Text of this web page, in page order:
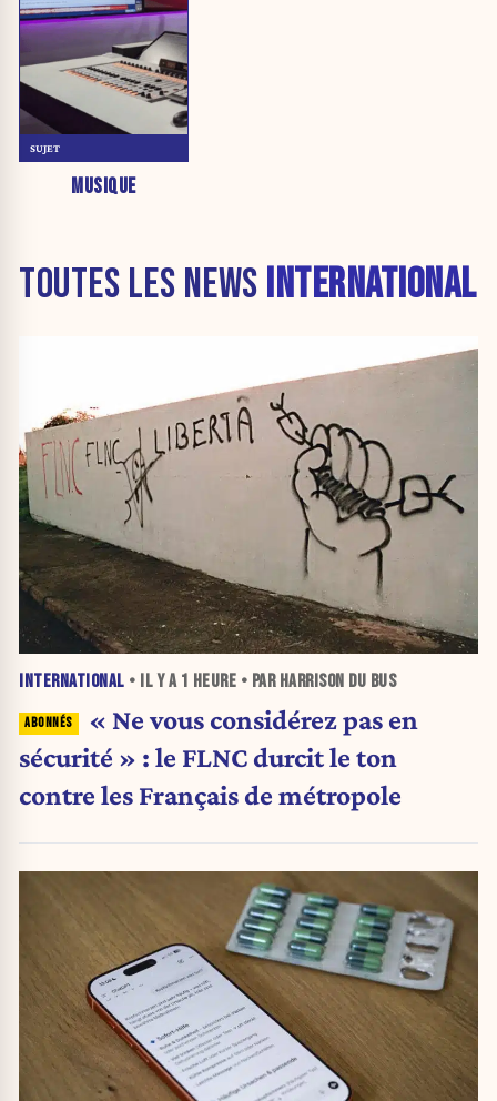
MUSIQUE
SUJET
TOUTES LES NEWS INTERNATIONAL
INTERNATIONAL • IL Y A 1 HEURE • PAR HARRISON DU BUS
« Ne vous considérez pas en
sécurité » : le FLNC durcit le ton
contre les Français de métropole